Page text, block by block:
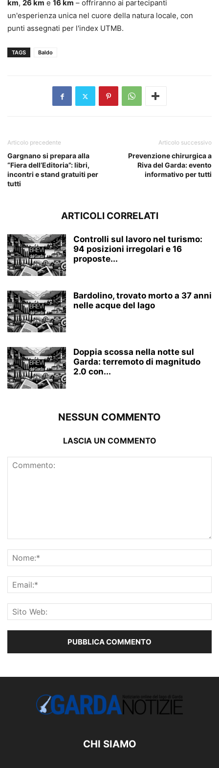
km, 26 km e 16 km – offriranno ai partecipanti
un'esperienza unica nel cuore della natura locale, con
punti assegnati per l'index UTMB.
TAGS Baldo
Articolo precedente
Gargnano si prepara alla
“Fiera dell’Editoria”: libri,
incontri e stand gratuiti per
tutti
Articolo successivo
Prevenzione chirurgica a
Riva del Garda: evento
informativo per tutti
ARTICOLI CORRELATI
Controlli sul lavoro nel turismo:
94 posizioni irregolari e 16
proposte...
Bardolino, trovato morto a 37 anni
nelle acque del lago
Doppia scossa nella notte sul
Garda: terremoto di magnitudo
2.0 con...
NESSUN COMMENTO
LASCIA UN COMMENTO
CHI SIAMO